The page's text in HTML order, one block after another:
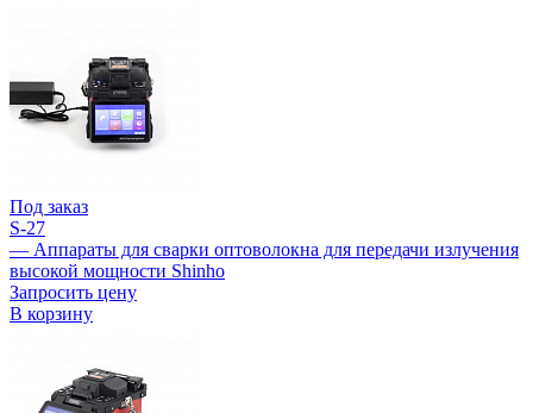
Под заказ
S-27
— Аппараты для сварки оптоволокна для передачи излучения
высокой мощности Shinho
Запросить цену
В корзину